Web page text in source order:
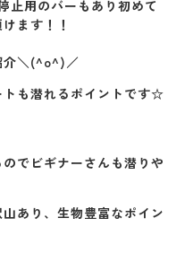
止用のバーもあり初めて
ます！！
介＼(^o^)／
も潜れるポイントです☆
でビギナーさんも潜りや
あり、生物豊富なポイン